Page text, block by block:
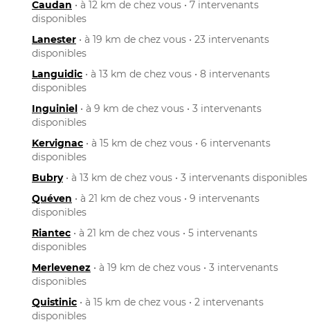
Caudan • à 12 km de chez vous • 7 intervenants
disponibles
Lanester • à 19 km de chez vous • 23 intervenants
disponibles
Languidic • à 13 km de chez vous • 8 intervenants
disponibles
Inguiniel • à 9 km de chez vous • 3 intervenants
disponibles
Kervignac • à 15 km de chez vous • 6 intervenants
disponibles
Bubry• à 13 km de chez vous • 3 intervenants disponibles
Quéven • à 21 km de chez vous • 9 intervenants
disponibles
Riantec • à 21 km de chez vous • 5 intervenants
disponibles
Merlevenez • à 19 km de chez vous • 3 intervenants
disponibles
Quistinic • à 15 km de chez vous • 2 intervenants
disponibles